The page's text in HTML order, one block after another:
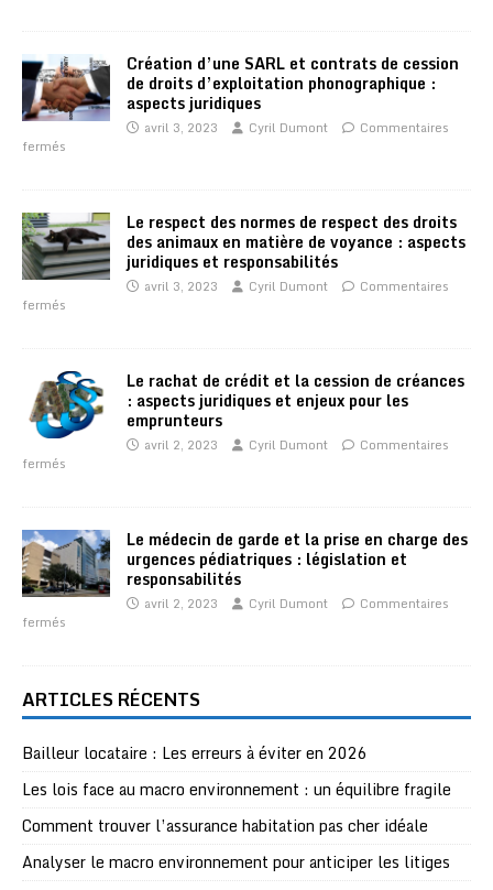
Création d’une SARL et contrats de cession
de droits d’exploitation phonographique :
aspects juridiques
avril 3, 2023 Cyril Dumont
Commentaires
fermés
Le respect des normes de respect des droits
des animaux en matière de voyance : aspects
juridiques et responsabilités
avril 3, 2023 Cyril Dumont
Commentaires
fermés
Le rachat de crédit et la cession de créances
: aspects juridiques et enjeux pour les
emprunteurs
avril 2, 2023 Cyril Dumont
Commentaires
fermés
Le médecin de garde et la prise en charge des
urgences pédiatriques : législation et
responsabilités
avril 2, 2023 Cyril Dumont
Commentaires
fermés
ARTICLES RÉCENTS
Bailleur locataire : Les erreurs à éviter en 2026
Les lois face au macro environnement : un équilibre fragile
Comment trouver l’assurance habitation pas cher idéale
Analyser le macro environnement pour anticiper les litiges